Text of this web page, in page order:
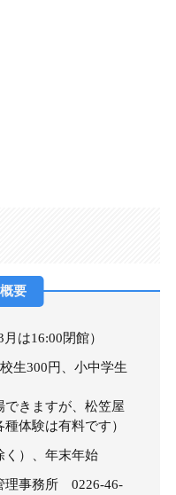
要
は16:00閉館）
生300円、小中学生
できますが、松笠屋
体験は有料です）
く）、年末年始
理事務所 0226-46-